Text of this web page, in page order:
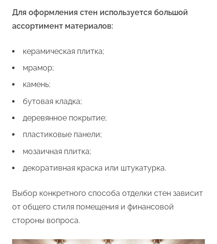
Для оформления стен используется большой
ассортимент материалов:
керамическая плитка;
мрамор;
камень;
бутовая кладка;
деревянное покрытие;
пластиковые панели;
мозаичная плитка;
декоративная краска или штукатурка.
Выбор конкретного способа отделки стен зависит
от общего стиля помещения и финансовой
стороны вопроса.